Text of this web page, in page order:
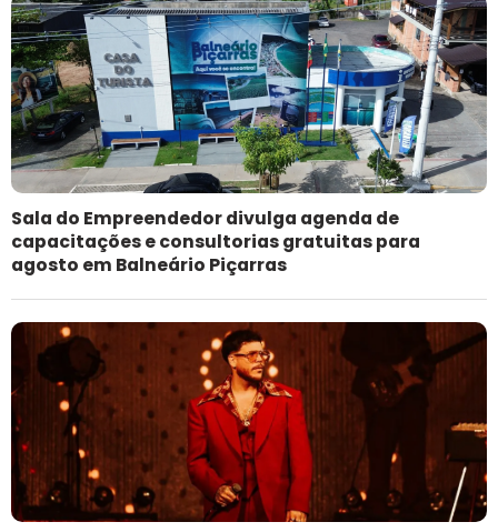
Sala do Empreendedor divulga agenda de
capacitações e consultorias gratuitas para
agosto em Balneário Piçarras